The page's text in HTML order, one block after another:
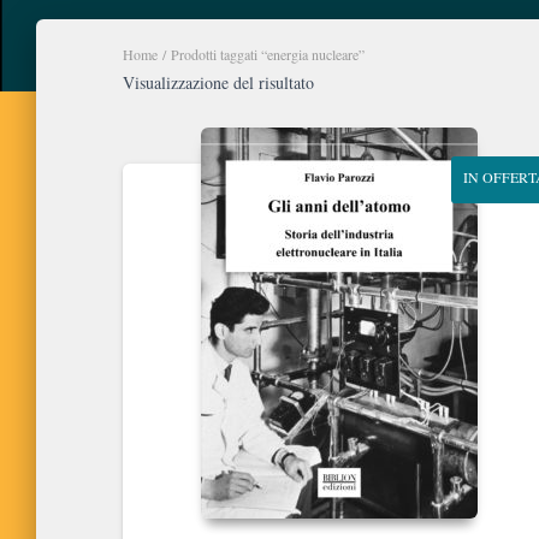
Home / Prodotti taggati “energia nucleare”
Visualizzazione del risultato
IN